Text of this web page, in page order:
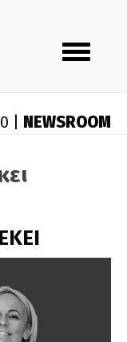
Toggle
navigation
| NEWSROOM